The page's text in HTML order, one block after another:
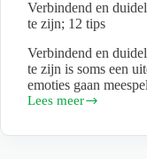
Verbindend en
te zijn; 12 tips
Verbindend en
te zijn is soms een
emoties gaan
Lees meer
Verbindend
duidelijk